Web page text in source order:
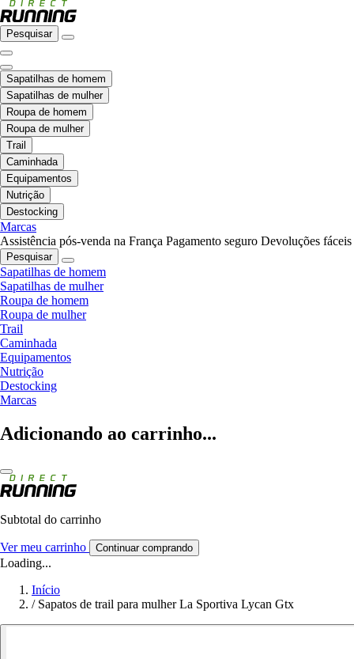
Pesquisar
Sapatilhas de homem
Sapatilhas de mulher
Roupa de homem
Roupa de mulher
Trail
Caminhada
Equipamentos
Nutrição
Destocking
Marcas
Assistência pós-venda na França Pagamento seguro Devoluções fáceis
Pesquisar
Sapatilhas de homem
Sapatilhas de mulher
Roupa de homem
Roupa de mulher
Trail
Caminhada
Equipamentos
Nutrição
Destocking
Marcas
Adicionando ao carrinho...
Subtotal do carrinho
Ver meu carrinho Continuar comprando
Loading...
Início
/ Sapatos de trail para mulher La Sportiva Lycan Gtx